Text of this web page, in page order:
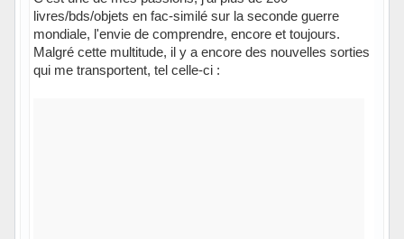
livres/bds/objets en fac-similé sur la seconde guerre
mondiale, l'envie de comprendre, encore et toujours.
Malgré cette multitude, il y a encore des nouvelles sorties
qui me transportent, tel celle-ci :